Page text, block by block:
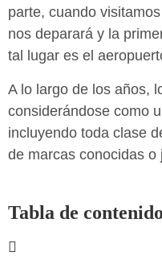
parte, cuando
nos deparará y la
tal lugar es el
A lo largo de los años,
considerándose como
incluyendo toda clase
de marcas conocidas o
Tabla de